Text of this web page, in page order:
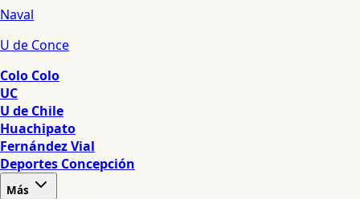
Naval
U de Conce
Colo Colo
UC
U de Chile
Huachipato
Fernández Vial
Deportes Concepción
Más